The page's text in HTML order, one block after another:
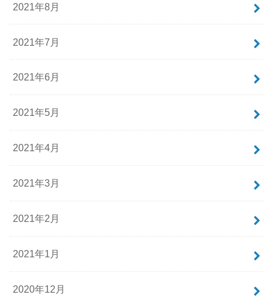
2021年8月
2021年7月
2021年6月
2021年5月
2021年4月
2021年3月
2021年2月
2021年1月
2020年12月